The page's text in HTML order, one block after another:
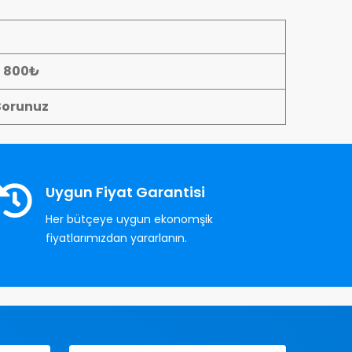
800₺
Uygun Fiyat Garantisi
Her bütçeye uygun ekonomşik
fiyatlarımızdan yararlanın.